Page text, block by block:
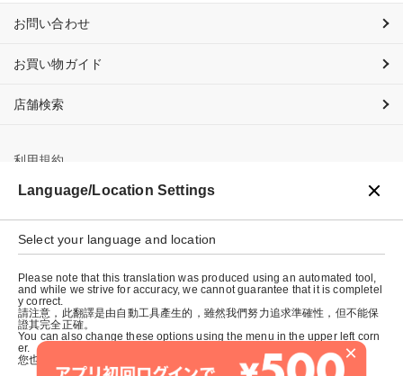
お問い合わせ
お買い物ガイド
店舗検索
利用規約
プライバシーポリシー
特定商取引法に基づく表示
会社概要
×
Language/Location Settings
Select your language and location
Please note that this translation was produced using an automated tool,
and while we strive for accuracy, we cannot guarantee that it is completel
y correct.
請注意，此翻譯是由自動工具產生的，雖然我們努力追求準確性，但不能保
證其完全正確。
You can also change these options using the menu in the upper left corn
er.
您也可以使用左上角的選單來更改這些選項。